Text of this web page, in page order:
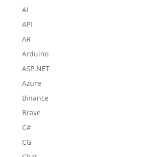
AI
API
AR
Arduino
ASP.NET
Azure
Binance
Brave
C#
CG